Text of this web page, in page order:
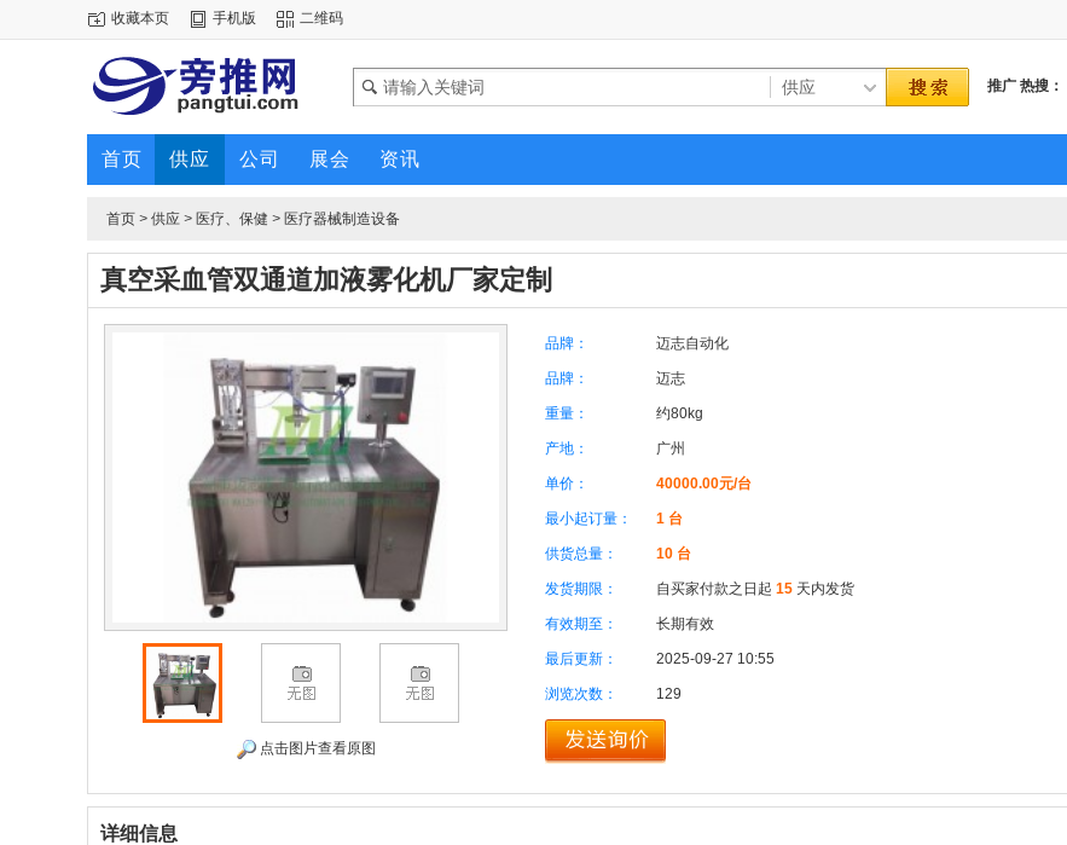
收藏本页 手机版 二维码
推广 热搜：
首页 供应 公司 展会 资讯
首页 > 供应 > 医疗、保健 > 医疗器械制造设备
真空采血管双通道加液雾化机厂家定制
点击图片查看原图
品牌： 迈志自动化
品牌： 迈志
重量： 约80kg
产地： 广州
单价： 40000.00元/台
最小起订量： 1 台
供货总量： 10 台
发货期限： 自买家付款之日起 15 天内发货
有效期至： 长期有效
最后更新： 2025-09-27 10:55
浏览次数： 129
详细信息